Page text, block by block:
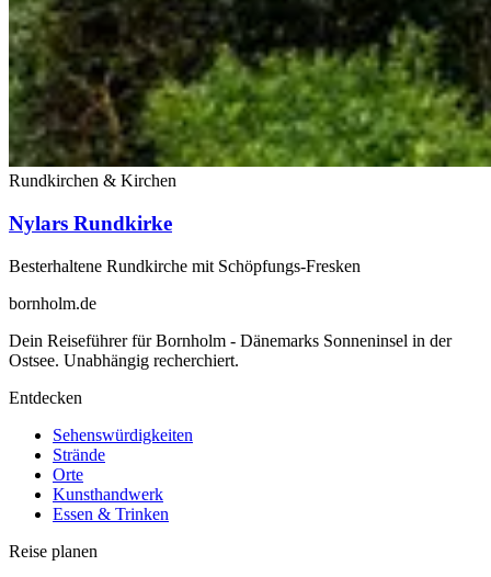
Rundkirchen & Kirchen
Nylars Rundkirke
Besterhaltene Rundkirche mit Schöpfungs-Fresken
bornholm.de
Dein Reiseführer für Bornholm - Dänemarks Sonneninsel in der
Ostsee. Unabhängig recherchiert.
Entdecken
Sehenswürdigkeiten
Strände
Orte
Kunsthandwerk
Essen & Trinken
Reise planen